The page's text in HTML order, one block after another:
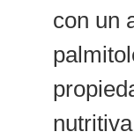
con un